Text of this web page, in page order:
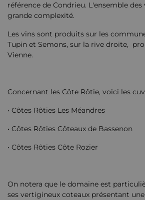
référence de Condrieu. L'ensemble
grande complexité.
Les vins sont produits sur les
Tupin et Semons, sur la rive droite,
Vienne.
Concernant les Côte Rôtie, voici les
• Côtes Rôties Les Méandres
• Côtes Rôties Côteaux de Bassenon
• Côtes Rôties Côte Rozier
On notera que le domaine est
ses vertigineux coteaux présentant